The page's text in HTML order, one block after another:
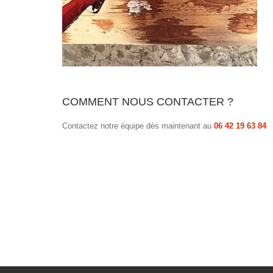
COMMENT NOUS CONTACTER ?
Contactez notre équipe dès maintenant au 06 42 19 63 84